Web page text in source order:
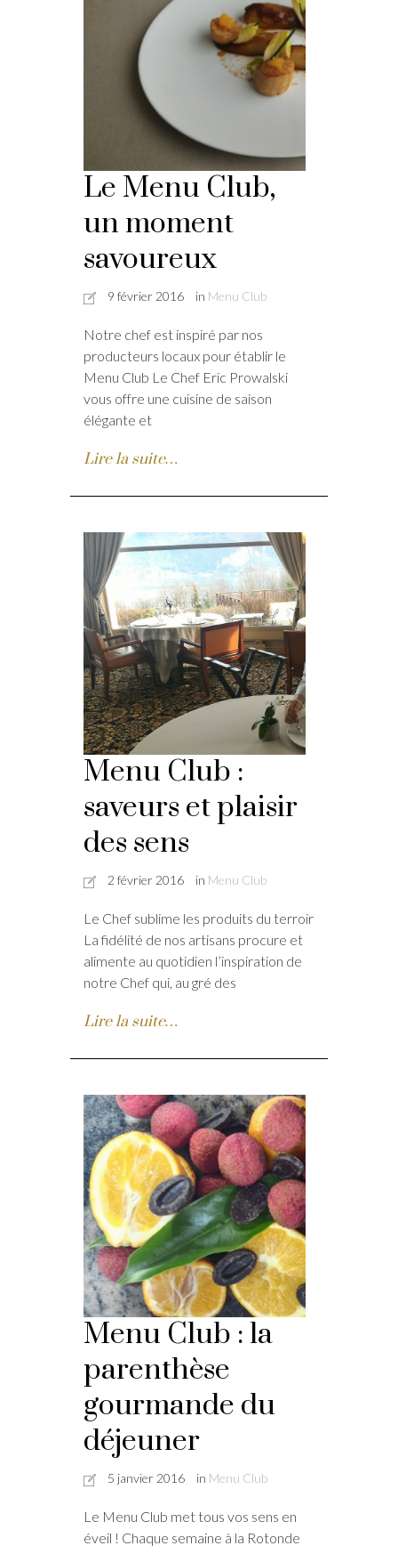
Le Menu Club,
un moment
savoureux
9 février 2016 in Menu Club
Notre chef est inspiré par nos
producteurs locaux pour établir le
Menu Club Le Chef Eric Prowalski
vous offre une cuisine de saison
élégante et
Lire la suite…
Menu Club :
saveurs et plaisir
des sens
2 février 2016 in Menu Club
Le Chef sublime les produits du terroir
La fidélité de nos artisans procure et
alimente au quotidien l’inspiration de
notre Chef qui, au gré des
Lire la suite…
Menu Club : la
parenthèse
gourmande du
déjeuner
5 janvier 2016 in Menu Club
Le Menu Club met tous vos sens en
éveil ! Chaque semaine à la Rotonde